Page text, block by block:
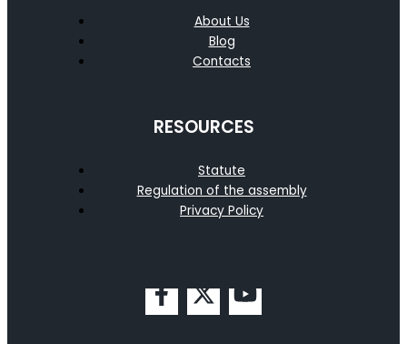
About Us
Blog
Contacts
RESOURCES
Statute
Regulation of the assembly
Privacy Policy